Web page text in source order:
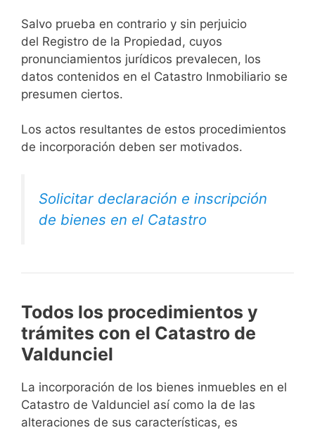
Salvo prueba en contrario y sin perjuicio
del Registro de la Propiedad, cuyos
pronunciamientos jurídicos prevalecen, los
datos contenidos en el Catastro Inmobiliario se
presumen ciertos.
Los actos resultantes de estos procedimientos
de incorporación deben ser motivados.
Solicitar declaración e inscripción
de bienes en el Catastro
Todos los procedimientos y
trámites con el Catastro de
Valdunciel
La incorporación de los bienes inmuebles en el
Catastro de Valdunciel así como la de las
alteraciones de sus características, es